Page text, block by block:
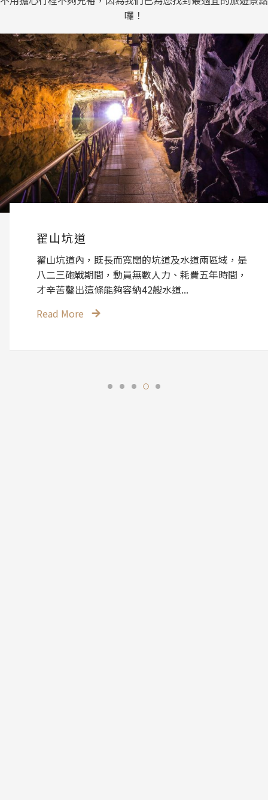
囉！
翟山坑道
翟山坑道內，既長而寬闊的坑道及水道兩區域，是
八二三砲戰期間，動員無數人力、耗費五年時間，
才辛苦鑿出這條能夠容納42艘水道...
Read More